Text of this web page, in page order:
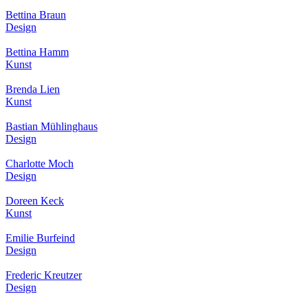
Bettina Braun
Design
Bettina Hamm
Kunst
Brenda Lien
Kunst
Bastian Mühlinghaus
Design
Charlotte Moch
Design
Doreen Keck
Kunst
Emilie Burfeind
Design
Frederic Kreutzer
Design